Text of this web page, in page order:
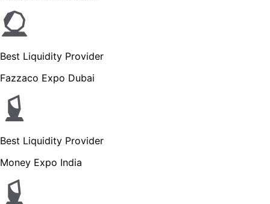
Best Liquidity Provider
Fazzaco Expo Dubai
Best Liquidity Provider
Money Expo India